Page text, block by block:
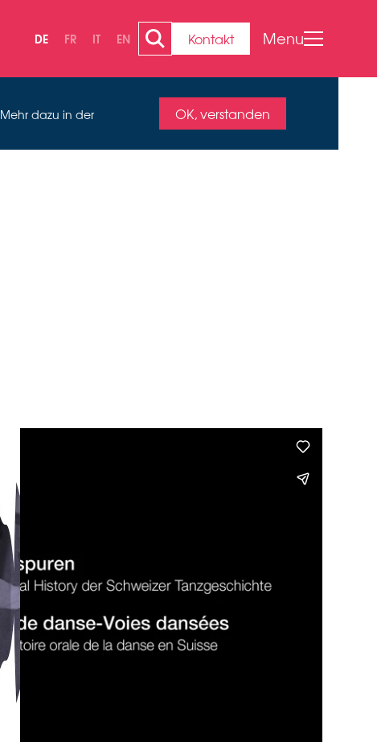
DE FR IT EN Kontakt Menu
dazu in der
OK, verstanden